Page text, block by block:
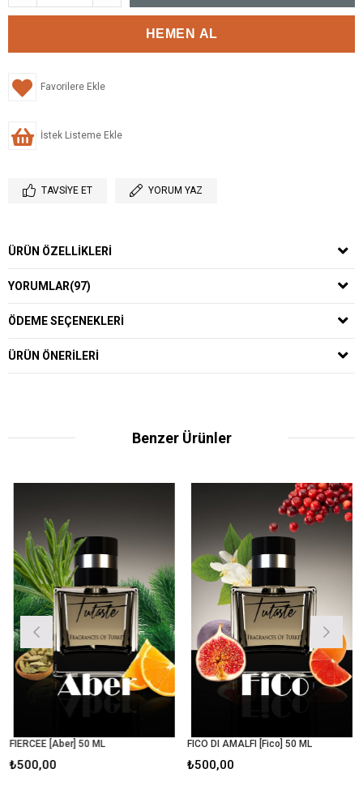
Favorilere Ekle
İstek Listeme Ekle
TAVSIYE ET YORUM YAZ
ÜRÜN ÖZELLIKLERI
YORUMLAR(97)
ÖDEME SEÇENEKLERI
ÜRÜN ÖNERILERI
Benzer Ürünler
FIERCEE [Aber] 50 ML
₺500,00
FICO DI AMALFI [Fico] 50 ML
₺500,00